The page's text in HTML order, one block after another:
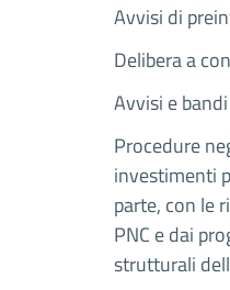
Avvisi di
Delibera a
Avvisi e bandi
Procedure
investimenti
parte, con le
PNC e dai
strutturali